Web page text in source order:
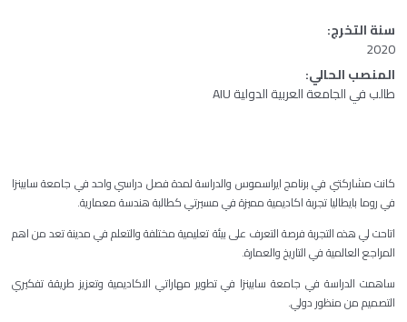
سنة التخرج:
2020
المنصب الحالي:
طالب في الجامعة العربية الدولية AIU
كانت مشاركتي في برنامج ايراسموس والدراسة لمدة فصل دراسي واحد في جامعة سابينزا
في روما بايطاليا تجربة اكاديمية مميزة في مسيرتي كطالبة هندسة معمارية.
اتاحت لي هذه التجربة فرصة التعرف على بيئة تعليمية مختلفة والتعلم في مدينة تعد من اهم
المراجع العالمية في التاريخ والعمارة.
ساهمت الدراسة في جامعة سابينزا في تطوير مهاراتي الاكاديمية وتعزيز طريقة تفكيري
التصميم من منظور دولي.